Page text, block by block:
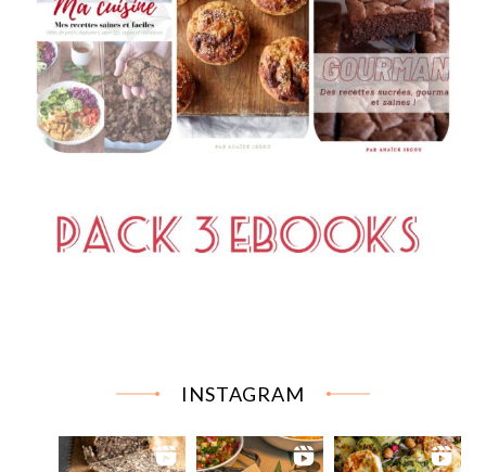
INSTAGRAM